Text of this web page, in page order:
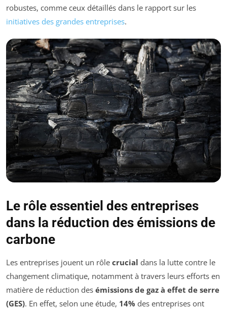
robustes, comme ceux détaillés dans le rapport sur les
initiatives des grandes entreprises.
Le rôle essentiel des entreprises
dans la réduction des émissions de
carbone
Les entreprises jouent un rôle crucial dans la lutte contre le
changement climatique, notamment à travers leurs efforts en
matière de réduction des émissions de gaz à effet de serre
(GES). En effet, selon une étude, 14% des entreprises ont